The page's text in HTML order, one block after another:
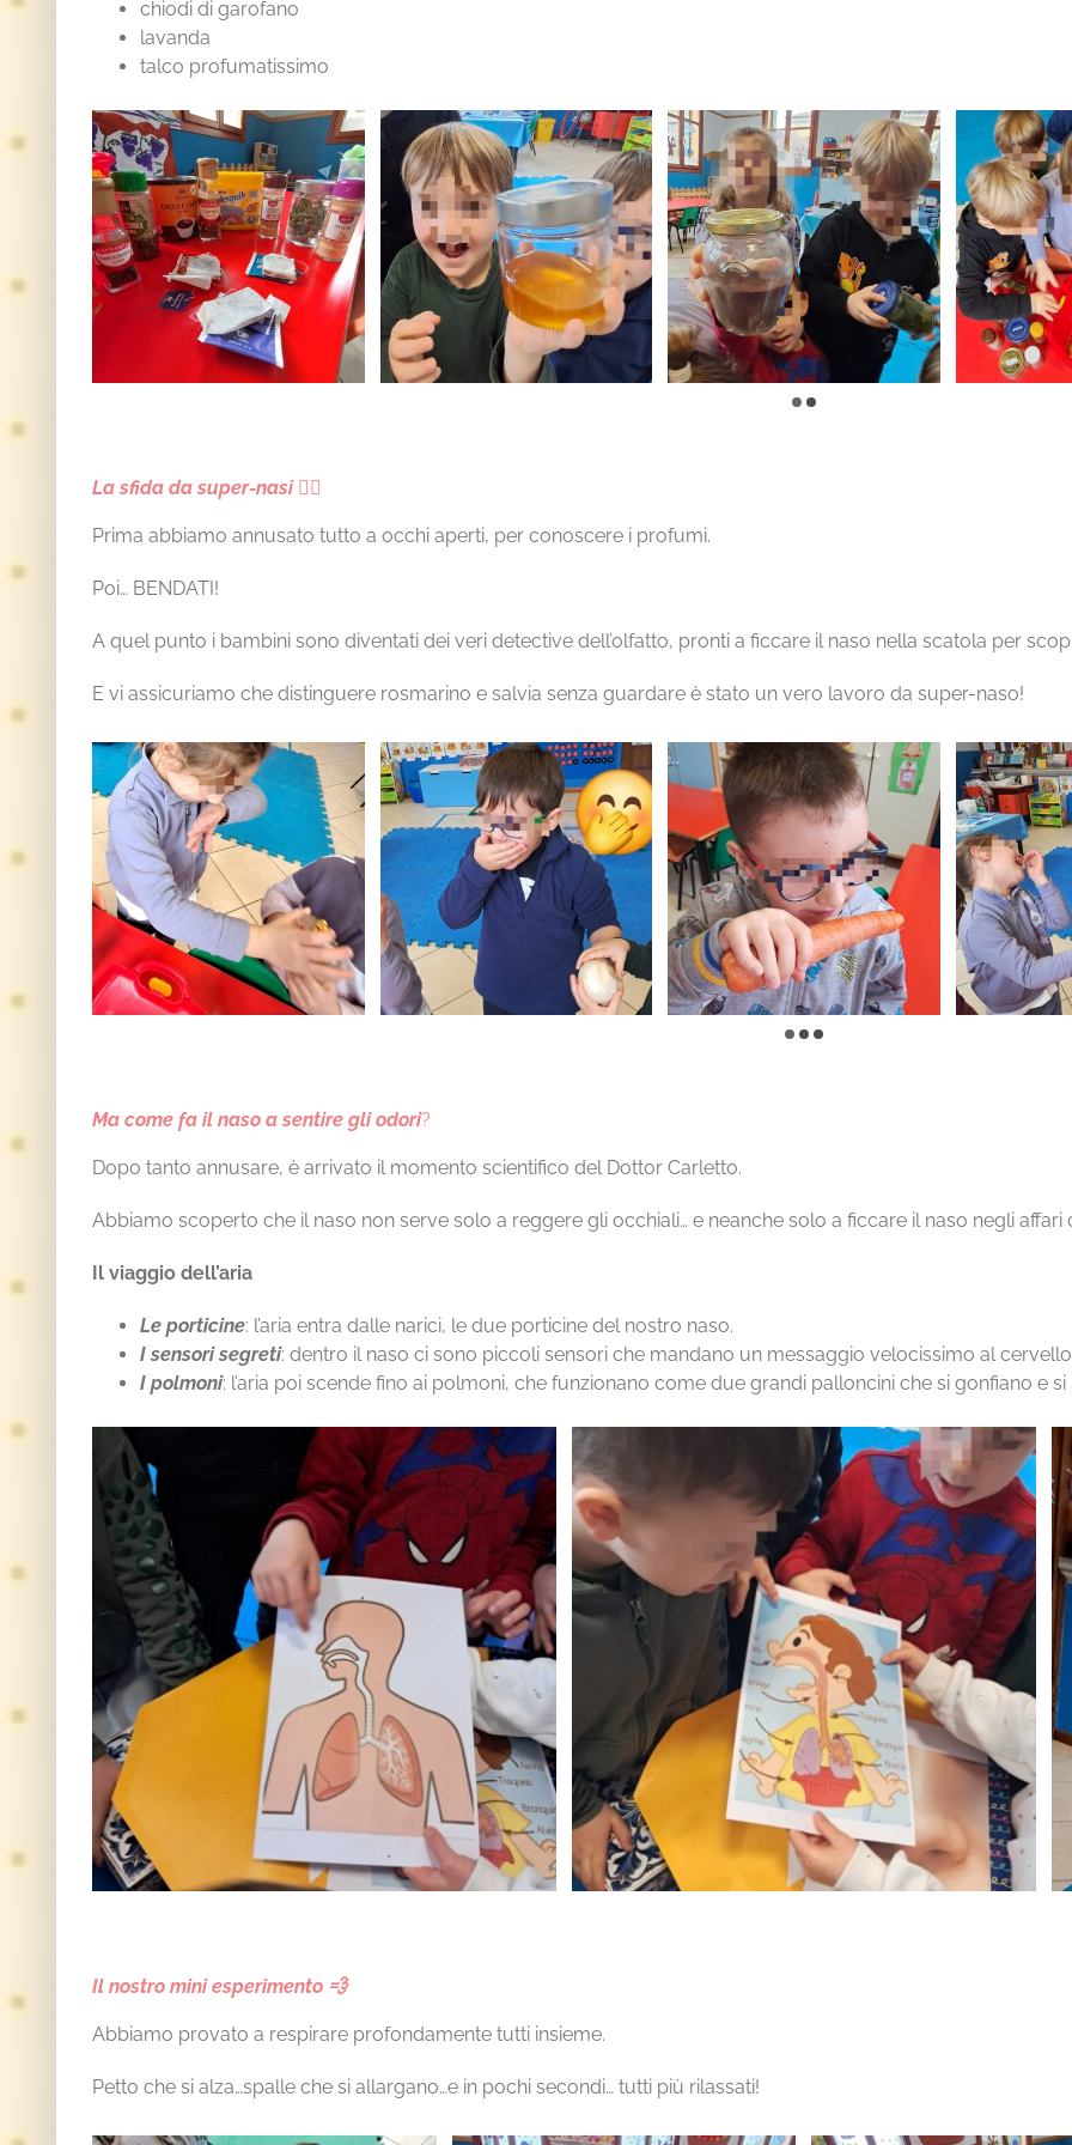
chiodi di garofano
lavanda
talco profumatissimo
La sfida da super-nasi 🕵️‍♂️
Prima abbiamo annusato tutto a occhi aperti, per conoscere i profumi.
Poi… BENDATI!
A quel punto i bambini sono diventati dei veri detective dell’olfatto, pronti a ficcare il naso nella scatola per
E vi assicuriamo che distinguere rosmarino e salvia senza guardare è stato un vero lavoro da super-naso!
Ma come fa il naso a sentire gli odori?
Dopo tanto annusare, è arrivato il momento scientifico del Dottor Carletto.
Abbiamo scoperto che il naso non serve solo a reggere gli occhiali… e neanche solo a ficcare il naso negli affari
Il viaggio dell’aria
Le porticine: l’aria entra dalle narici, le due porticine del nostro naso.
I sensori segreti: dentro il naso ci sono piccoli sensori che mandano un messaggio velocissimo al
I polmoni: l’aria poi scende fino ai polmoni, che funzionano come due grandi palloncini che si gonfiano e si
Il nostro mini esperimento 💨
Abbiamo provato a respirare profondamente tutti insieme.
Petto che si alza…spalle che si allargano…e in pochi secondi… tutti più rilassati!